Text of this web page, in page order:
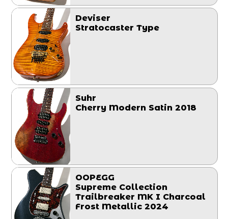
Deviser
Stratocaster Type
Suhr
Cherry Modern Satin 2018
OOPEGG
Supreme Collection
Trailbreaker MK I Charcoal
Frost Metallic 2024